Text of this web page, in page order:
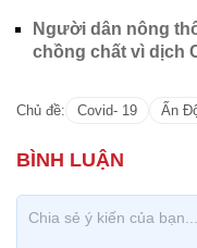
Người dân nông
chồng chất vì dịch
Chủ đề: Covid- 19 Ấn